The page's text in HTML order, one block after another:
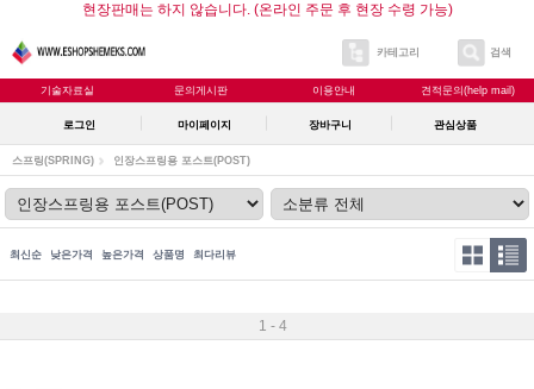
현장판매는 하지 않습니다. (온라인 주문 후 현장 수령 가능)
카테고리 검색
기술자료실 문의게시판 이용안내 견적문의(help mail)
로그인 마이페이지 장바구니 관심상품
스프링(SPRING) 인장스프링용 포스트(POST)
최신순 낮은가격 높은가격 상품명 최다리뷰
1 - 4